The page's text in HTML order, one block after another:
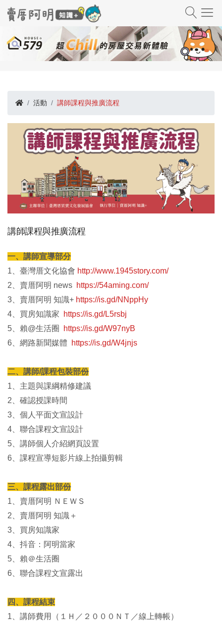
活動 講師課程與推廣流程
講師課程與推廣流程
一、講師宣導部分
1、臺灣厝文化協會 http://www.1945story.com/
2、賣厝阿明 news https://54aming.com/
3、賣厝阿明 知識+ https://is.gd/NNppHy
4、買房知識家
https://is.gd/L5rsbj
5、賴@生活圈
https://is.gd/W97nyB
6、網路新聞媒體
https://is.gd/W4jnjs
二、講師/課程包裝部份
1、主題與課綱精修建議
2、確認授課時間
3、個人平面文宣設計
4、聯合課程文宣設計
5、講師個人介紹網頁設置
6、課程宣導短影片線上拍攝剪輯
三、課程露出部份
1、賣厝阿明 ＮＥＷＳ
2、賣厝阿明 知識＋
3、買房知識家
4、抖音：阿明當家
5、賴＠生活圈
6、聯合課程文宣露出
四、課程結束
1、講師費用（１Ｈ／２０００ＮＴ／線上轉帳）